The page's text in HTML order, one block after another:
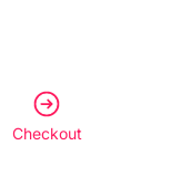
Checkout